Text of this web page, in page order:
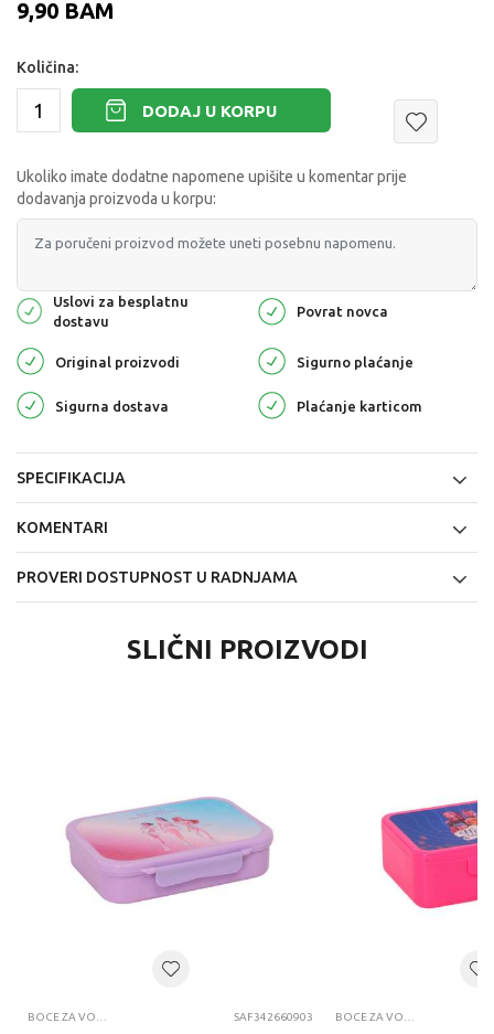
9,90 BAM
Količina:
DODAJ U KORPU
Ukoliko imate dodatne napomene upišite u komentar prije
dodavanja proizvoda u korpu:
Uslovi za besplatnu
dostavu
Povrat novca
Original proizvodi Sigurno plaćanje
Sigurna dostava Plaćanje karticom
SPECIFIKACIJA
KOMENTARI
PROVERI DOSTUPNOST U RADNJAMA
SLIČNI PROIZVODI
SAF342660903